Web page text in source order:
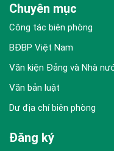
Chuyên mục
Công tác biên phòng
BĐBP Việt Nam
Văn kiện Đảng và Nhà
Văn bản luật
Dư địa chí biên phòng
Đăng ký